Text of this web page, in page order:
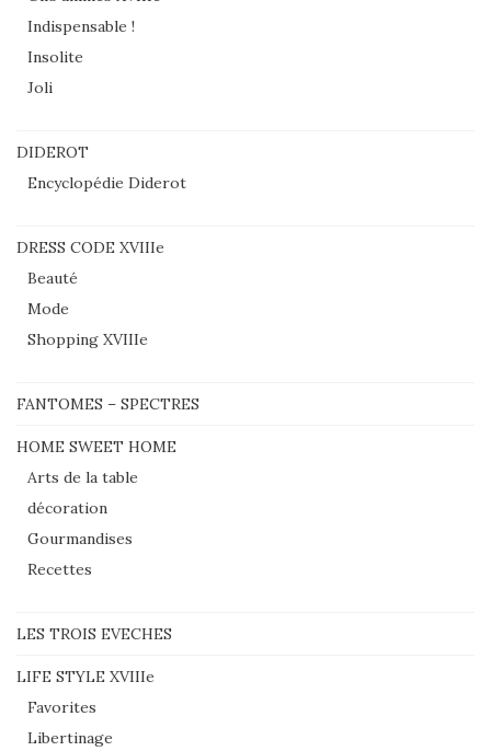
Indispensable !
Insolite
Joli
DIDEROT
Encyclopédie Diderot
DRESS CODE XVIIIe
Beauté
Mode
Shopping XVIIIe
FANTOMES – SPECTRES
HOME SWEET HOME
Arts de la table
décoration
Gourmandises
Recettes
LES TROIS EVECHES
LIFE STYLE XVIIIe
Favorites
Libertinage